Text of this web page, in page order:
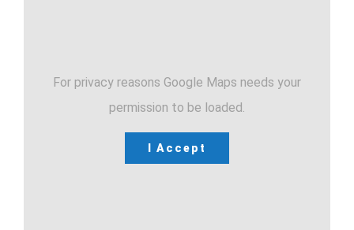
For privacy reasons Google Maps needs your
permission to be loaded.
I Accept